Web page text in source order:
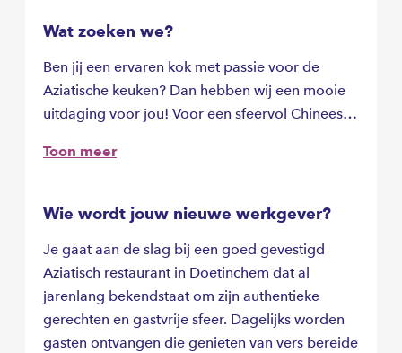
Wat zoeken we?
Ben jij een ervaren kok met passie voor de
Aziatische keuken? Dan hebben wij een mooie
uitdaging voor jou! Voor een sfeervol Chinees-
zoek naar een Zelfstandig Werkend Kok. Je
keukenteam waar kwaliteit, samenwerking en
Toon meer
Wie wordt jouw nieuwe werkgever?
Je gaat aan de slag bij een goed gevestigd
Aziatisch restaurant in Doetinchem dat al
jarenlang bekendstaat om zijn authentieke
gerechten en gastvrije sfeer. Dagelijks worden
gasten ontvangen die genieten van vers bereide